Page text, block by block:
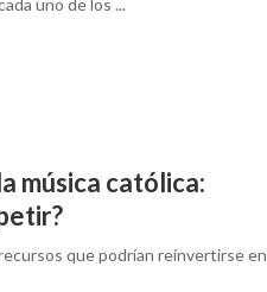
uno de los ...
música católica:
que podrían reinvertirse en